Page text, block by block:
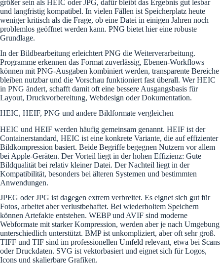
größer sein als HEIC oder JPG, dafür bleibt das Ergebnis gut lesbar
und langfristig kompatibel. In vielen Fällen ist Speicherplatz heute
weniger kritisch als die Frage, ob eine Datei in einigen Jahren noch
problemlos geöffnet werden kann. PNG bietet hier eine robuste
Grundlage.
In der Bildbearbeitung erleichtert PNG die Weiterverarbeitung.
Programme erkennen das Format zuverlässig, Ebenen-Workflows
können mit PNG-Ausgaben kombiniert werden, transparente Bereiche
bleiben nutzbar und die Vorschau funktioniert fast überall. Wer HEIC
in PNG ändert, schafft damit oft eine bessere Ausgangsbasis für
Layout, Druckvorbereitung, Webdesign oder Dokumentation.
HEIC, HEIF, PNG und andere Bildformate vergleichen
HEIC und HEIF werden häufig gemeinsam genannt. HEIF ist der
Containerstandard, HEIC ist eine konkrete Variante, die auf effizienter
Bildkompression basiert. Beide Begriffe begegnen Nutzern vor allem
bei Apple-Geräten. Der Vorteil liegt in der hohen Effizienz: Gute
Bildqualität bei relativ kleiner Datei. Der Nachteil liegt in der
Kompatibilität, besonders bei älteren Systemen und bestimmten
Anwendungen.
JPEG oder JPG ist dagegen extrem verbreitet. Es eignet sich gut für
Fotos, arbeitet aber verlustbehaftet. Bei wiederholtem Speichern
können Artefakte entstehen. WEBP und AVIF sind moderne
Webformate mit starker Kompression, werden aber je nach Umgebung
unterschiedlich unterstützt. BMP ist unkompliziert, aber oft sehr groß.
TIFF und TIF sind im professionellen Umfeld relevant, etwa bei Scans
oder Druckdaten. SVG ist vektorbasiert und eignet sich für Logos,
Icons und skalierbare Grafiken.